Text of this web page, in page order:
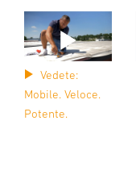
Vedete:
Mobile. Veloce.
Potente.